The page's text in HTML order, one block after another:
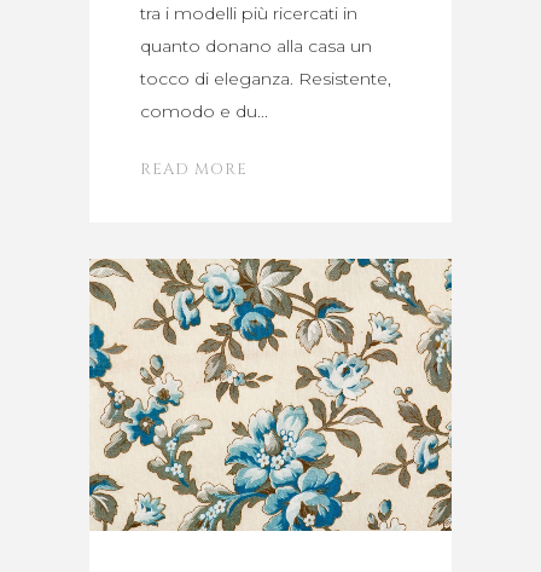
tra i modelli più ricercati in
quanto donano alla casa un
tocco di eleganza. Resistente,
comodo e du
READ MORE